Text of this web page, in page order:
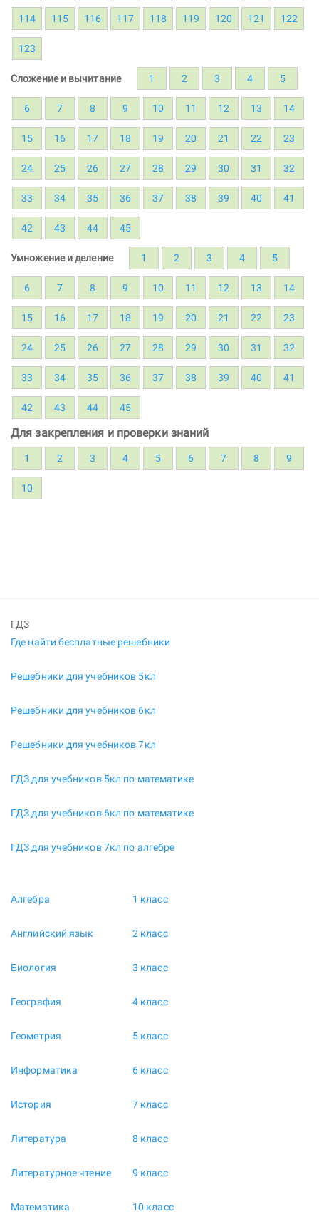
114 115 116 117 118 119 120 121 122
123
Сложение и вычитание 1 2 3 4 5
6 7 8 9 10 11 12 13 14
15 16 17 18 19 20 21 22 23
24 25 26 27 28 29 30 31 32
33 34 35 36 37 38 39 40 41
42 43 44 45
Умножение и деление 1 2 3 4 5
6 7 8 9 10 11 12 13 14
15 16 17 18 19 20 21 22 23
24 25 26 27 28 29 30 31 32
33 34 35 36 37 38 39 40 41
42 43 44 45
Для закрепления и проверки знаний
1 2 3 4 5 6 7 8 9
10
ГДЗ
Где найти бесплатные решебники
Решебники для учебников 5кл
Решебники для учебников 6кл
Решебники для учебников 7кл
ГДЗ для учебников 5кл по математике
ГДЗ для учебников 6кл по математике
ГДЗ для учебников 7кл по алгебре
Алгебра
Английский язык
Биология
География
Геометрия
Информатика
История
Литература
Литературное чтение
Математика
1 класс
2 класс
3 класс
4 класс
5 класс
6 класс
7 класс
8 класс
9 класс
10 класс